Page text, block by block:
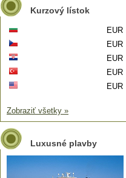
Kurzový lístok
EUR
EUR
EUR
EUR
EUR
Zobraziť všetky »
Luxusné plavby